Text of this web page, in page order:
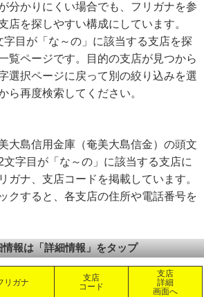
分かりにくい場合でも、フリガナを参
店を探しやすい構成にしています。
字目が「な～の」に該当する支店を探
覧ページです。目的の支店が見つから
選択ページに戻って別の絞り込みを選
ら再度検索してください。
大島信用金庫（奄美大島信金）の頭文
字目が「な～の」に該当する支店に
ガナ、支店コードを掲載しています。
クすると、各支店の住所や電話番号を
情報は「詳細情報」をタップ
リガナ
支店
コード
支店
詳細
画面へ